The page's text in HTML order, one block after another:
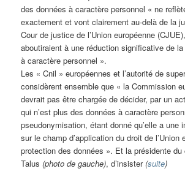
des données à caractère personnel « ne
exactement et vont clairement au-delà de la
Cour de justice de l’Union européenne
aboutiraient à une réduction significative de
à caractère personnel ».
Les « Cnil » européennes et l’autorité de
considèrent ensemble que « la Commission
devrait pas être chargée de décider, par un
qui n’est plus des données à caractère
pseudonymisation, étant donné qu’elle a une
sur le champ d’application du droit de l’Union
protection des données ». Et la présidente
Talus(photo de gauche), d’insister(suite)